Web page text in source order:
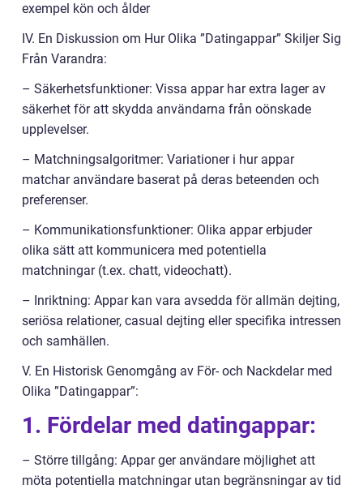
exempel kön och ålder
IV. En Diskussion om Hur Olika ”Datingappar” Skiljer Sig
Från Varandra:
– Säkerhetsfunktioner: Vissa appar har extra lager av
säkerhet för att skydda användarna från oönskade
upplevelser.
– Matchningsalgoritmer: Variationer i hur appar
matchar användare baserat på deras beteenden och
preferenser.
– Kommunikationsfunktioner: Olika appar erbjuder
olika sätt att kommunicera med potentiella
matchningar (t.ex. chatt, videochatt).
– Inriktning: Appar kan vara avsedda för allmän dejting,
seriösa relationer, casual dejting eller specifika intressen
och samhällen.
V. En Historisk Genomgång av För- och Nackdelar med
Olika ”Datingappar”:
1. Fördelar med datingappar:
– Större tillgång: Appar ger användare möjlighet att
möta potentiella matchningar utan begränsningar av tid